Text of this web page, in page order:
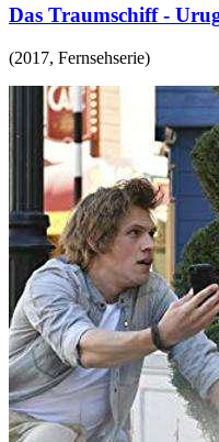
Das Traumschiff -
(2017, Fernsehserie)